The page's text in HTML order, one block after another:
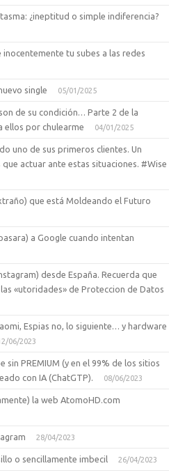
¿ineptitud o simple indiferencia?
inocentemente tu subes a las redes
single 05/01/2025
de su condición… Parte 2 de la
ellos por chulearme
04/01/2025
uno de sus primeros clientes. Un
actuar ante estas situaciones. #Wise
que está Moldeando el Futuro
a Google cuando intentan
desde España. Recuerda que
«utoridades» de Proteccion de Datos
Espias no, lo siguiente… y hardware
06/2023
sin PREMIUM (y en el 99% de los sitios
con IA (ChatGTP).
08/06/2023
la web AtomoHD.com
28/04/2023
o sencillamente imbecil 26/04/2023